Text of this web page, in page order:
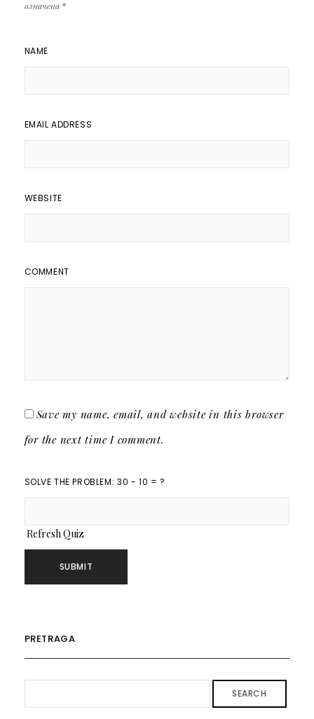
означена *
NAME
EMAIL ADDRESS
WEBSITE
COMMENT
Save my name, email, and website in this browser
for the next time I comment.
SOLVE THE PROBLEM: 30 - 10 = ?
Refresh Quiz
PRETRAGA
SEARCH